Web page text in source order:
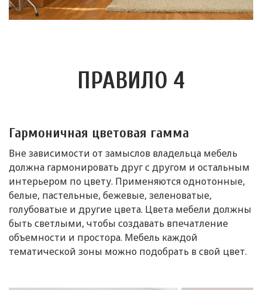
ПРАВИЛО 4
Гармоничная цветовая гамма
Вне зависимости от замыслов владельца мебель
должна гармонировать друг с другом и остальным
интерьером по цвету. Применяются однотонные,
белые, пастельные, бежевые, зеленоватые,
голубоватые и другие цвета. Цвета мебели должны
быть светлыми, чтобы создавать впечатление
объемности и простора. Мебель каждой
тематической зоны можно подобрать в свой цвет.